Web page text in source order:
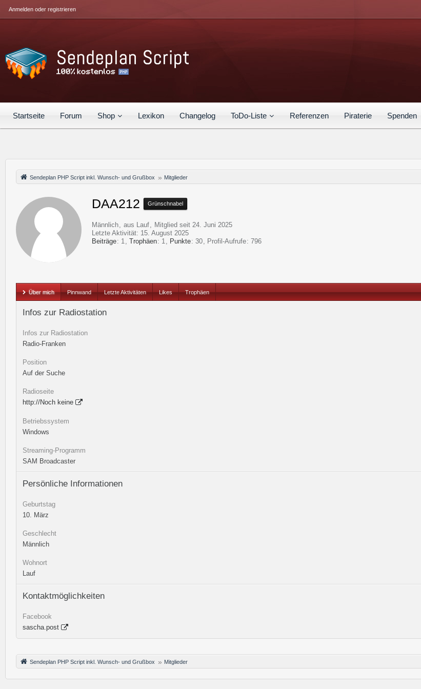
Startseite Forum Shop Lexikon Changelog ToDo-Liste Referenzen Piraterie Spenden
Anmelden oder registrieren
Sendeplan PHP Script inkl. Wunsch- und Grußbox Mitglieder
DAA212 Grünschnabel
Männlich aus Lauf
Mitglied seit 24. Juni 2025
Letzte Aktivität: 15. August 2025
Beiträge
1 Trophäen 1 Punkte 30 Profil-Aufrufe 796
Über mich Pinnwand Letzte Aktivitäten Likes Trophäen
Infos zur Radiostation
Infos zur Radiostation
Radio-Franken
Position
Auf der Suche
Radioseite
http://Noch keine
Betriebssystem
Windows
Streaming-Programm
SAM Broadcaster
Persönliche Informationen
Geburtstag
10. März
Geschlecht
Männlich
Wohnort
Lauf
Kontaktmöglichkeiten
Facebook
sascha.post
Sendeplan PHP Script inkl. Wunsch- und Grußbox Mitglieder